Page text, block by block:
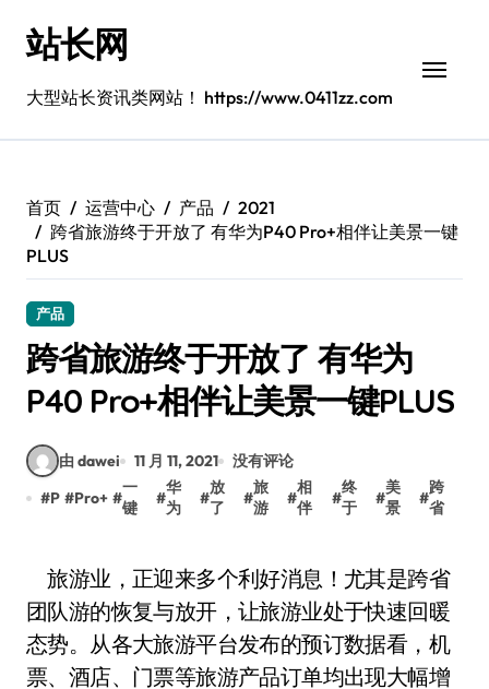
站长网
大型站长资讯类网站！ https://www.0411zz.com
首页 运营中心 产品
2021
跨省旅游终于开放了 有华为P40 Pro+相伴让美景一键
PLUS
产品
跨省旅游终于开放了 有华为
P40 Pro+相伴让美景一键PLUS
由 dawei 11 月 11, 2021
没有评论
#P #Pro+ #
一
键
#
华
为
#
放
了
#
旅
游
#
相
伴
#
终
于
#
美
景
#
跨
省
旅游业，正迎来多个利好消息！尤其是跨省
团队游的恢复与放开，让旅游业处于快速回暖
态势。从各大旅游平台发布的预订数据看，机
票、酒店、门票等旅游产品订单均出现大幅增